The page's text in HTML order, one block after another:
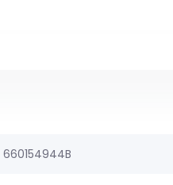
660154944B